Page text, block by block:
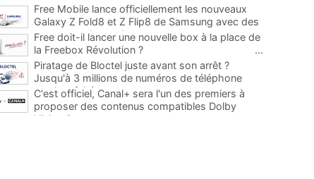
Free Mobile lance officiellement les nouveaux
Galaxy Z Fold8 et Z Flip8 de Samsung avec des
promos et des cadeaux
...
Free doit-il lancer une nouvelle box à la place de
la Freebox Révolution ?
...
Piratage de Bloctel juste avant son arrêt ?
Jusqu'à 3 millions de numéros de téléphone
auraient fuité
C'est officiel, Canal+ sera l'un des premiers à
proposer des contenus compatibles Dolby
Vision 2